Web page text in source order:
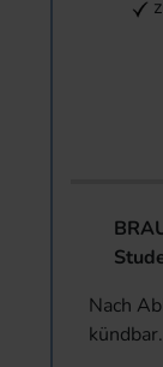
Nach
kündbar.